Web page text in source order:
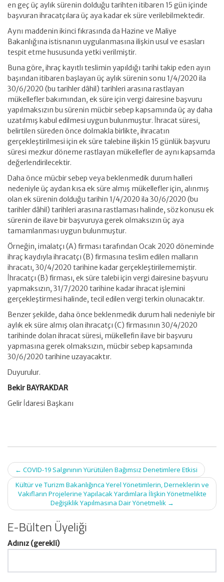
en geç üç aylık sürenin dolduğu tarihten itibaren 15 gün içinde
başvuran ihracatçılara üç aya kadar ek süre verilebilmektedir.
Aynı maddenin ikinci fıkrasında da Hazine ve Maliye
Bakanlığına istisnanın uygulanmasına ilişkin usul ve esasları
tespit etme hususunda yetki verilmiştir.
Buna göre, ihraç kayıtlı teslimin yapıldığı tarihi takip eden ayın
başından itibaren başlayan üç aylık sürenin sonu 1/4/2020 ila
30/6/2020 (bu tarihler dâhil) tarihleri arasına rastlayan
mükellefler bakımından, ek süre için vergi dairesine başvuru
yapılmaksızın bu sürenin mücbir sebep kapsamında üç ay daha
uzatılmış kabul edilmesi uygun bulunmuştur. İhracat süresi,
belirtilen süreden önce dolmakla birlikte, ihracatın
gerçekleştirilmesi için ek süre talebine ilişkin 15 günlük başvuru
süresi mezkur döneme rastlayan mükellefler de aynı kapsamda
değerlendirilecektir.
Daha önce mücbir sebep veya beklenmedik durum halleri
nedeniyle üç aydan kısa ek süre almış mükellefler için, alınmış
olan ek sürenin dolduğu tarihin 1/4/2020 ila 30/6/2020 (bu
tarihler dâhil) tarihleri arasına rastlaması halinde, söz konusu ek
sürenin de ilave bir başvuruya gerek olmaksızın üç aya
tamamlanması uygun bulunmuştur.
Örneğin, imalatçı (A) firması tarafından Ocak 2020 döneminde
ihraç kaydıyla ihracatçı (B) firmasına teslim edilen malların
ihracatı, 30/4/2020 tarihine kadar gerçekleştirilememiştir.
İhracatçı (B) firması, ek süre talebi için vergi dairesine başvuru
yapmaksızın, 31/7/2020 tarihine kadar ihracat işlemini
gerçekleştirmesi halinde, tecil edilen vergi terkin olunacaktır.
Benzer şekilde, daha önce beklenmedik durum hali nedeniyle bir
aylık ek süre almış olan ihracatçı (C) firmasının 30/4/2020
tarihinde dolan ihracat süresi, mükellefin ilave bir başvuru
yapmasına gerek olmaksızın, mücbir sebep kapsamında
30/6/2020 tarihine uzayacaktır.
Duyurulur.
Bekir BAYRAKDAR
Gelir İdaresi Başkanı
Post
navigation
← COVID-19 Salgınının Yürütülen Bağımsız Denetimlere Etkisi
Kültür ve Turizm Bakanlığınca Yerel Yönetimlerin, Derneklerin ve
Vakıfların Projelerine Yapılacak Yardımlara İlişkin Yönetmelikte
Değişiklik Yapılmasına Dair Yönetmelik →
E-Bülten Üyeliği
Adınız (gerekli)